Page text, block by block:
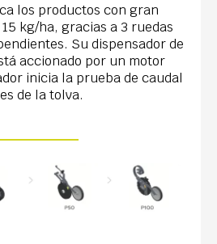
los productos con gran
kg/ha, gracias a 3 ruedas
Su dispensador de
accionado por un motor
inicia la prueba de caudal
de la tolva.